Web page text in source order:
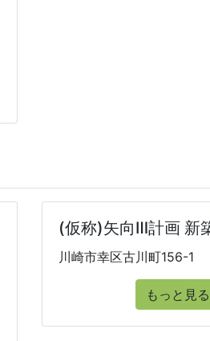
(仮称)矢向Ⅲ計画 新
川崎市幸区古川町156-1
もっと見る